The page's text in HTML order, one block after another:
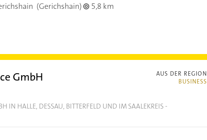
(Gerichshain)
5,8 km
AUS DER REGION
BUSINESS
GmbH
IN HALLE, DESSAU, BITTERFELD UND IM SAALEKREIS -